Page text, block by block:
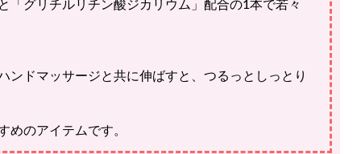
「グリチルリチン酸ジカリウム」配合の1本で若々
ンドマッサージと共に伸ばすと、つるっとしっとり
めのアイテムです。